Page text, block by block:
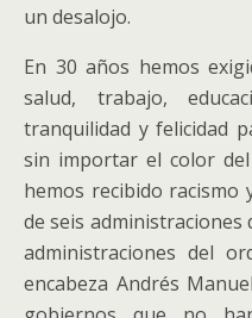
un desalojo.
En 30 años hemos
salud, trabajo,
tranquilidad y felicidad
sin importar el color
hemos recibido racismo
de seis administraciones
administraciones del
encabeza Andrés